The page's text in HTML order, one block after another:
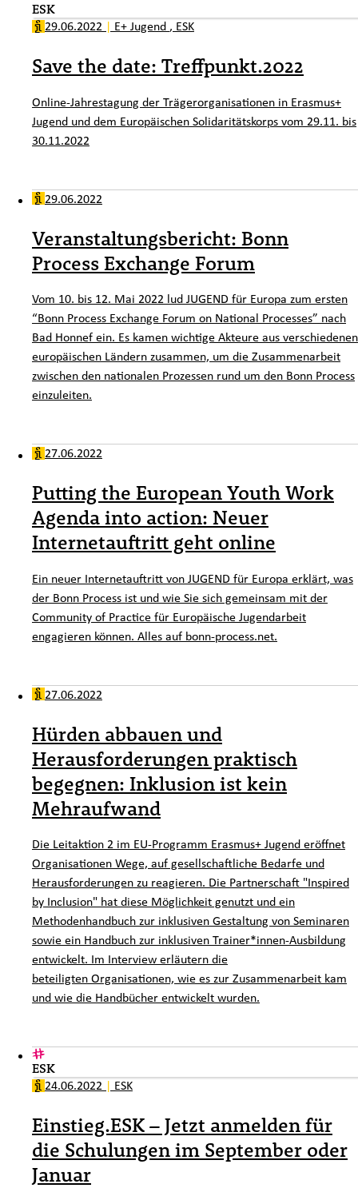
ESK
29.06.2022 | E+ Jugend , ESK
Save the date: Treffpunkt.2022
Online-Jahrestagung der Trägerorganisationen in Erasmus+
Jugend und dem Europäischen Solidaritätskorps vom 29.11. bis
30.11.2022
29.06.2022
Veranstaltungsbericht: Bonn
Process Exchange Forum
Vom 10. bis 12. Mai 2022 lud JUGEND für Europa zum ersten
“Bonn Process Exchange Forum on National Processes” nach
Bad Honnef ein. Es kamen wichtige Akteure aus verschiedenen
europäischen Ländern zusammen, um die Zusammenarbeit
zwischen den nationalen Prozessen rund um den Bonn Process
einzuleiten.
27.06.2022
Putting the European Youth Work
Agenda into action: Neuer
Internetauftritt geht online
Ein neuer Internetauftritt von JUGEND für Europa erklärt, was
der Bonn Process ist und wie Sie sich gemeinsam mit der
Community of Practicefür Europäische Jugendarbeit
engagieren können. Alles auf bonn-process.net.
27.06.2022
Hürden abbauen und
Herausforderungen praktisch
begegnen: Inklusion ist kein
Mehraufwand
Die Leitaktion 2 im EU-Programm Erasmus+ Jugend eröffnet
Organisationen Wege, auf gesellschaftliche Bedarfe und
Herausforderungen zu reagieren. Die Partnerschaft "Inspired
by Inclusion" hat diese Möglichkeit genutzt und ein
Methodenhandbuch zur inklusiven Gestaltung von Seminaren
sowie ein Handbuch zur inklusiven Trainer*innen-Ausbildung
entwickelt. Im Interview erläutern die
beteiligten Organisationen, wie es zur Zusammenarbeit kam
und wie die Handbücher entwickelt wurden.
ESK
24.06.2022 | ESK
Einstieg.ESK – Jetzt anmelden für
die Schulungen im September oder
Januar